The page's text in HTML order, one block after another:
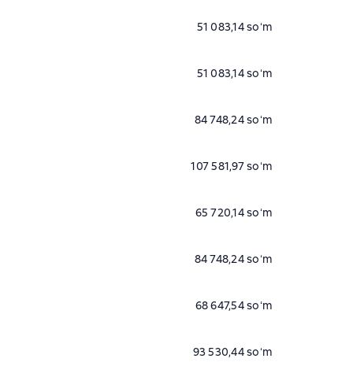
51 083,14 soʻm
51 083,14 soʻm
84 748,24 soʻm
107 581,97 soʻm
65 720,14 soʻm
84 748,24 soʻm
68 647,54 soʻm
93 530,44 soʻm